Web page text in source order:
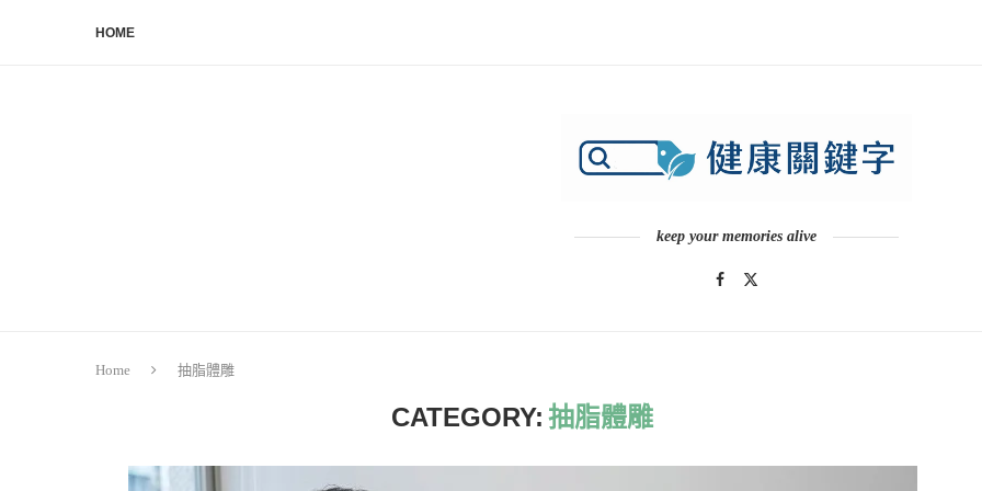
HOME
keep your memories alive
Home 抽脂體雕
CATEGORY: 抽脂體雕